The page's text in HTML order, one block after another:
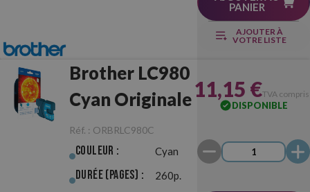
PANIER
AJOUTER À
VOTRE LISTE
Brother LC980
Cyan Originale
Réf. : ORBRLC980C
Couleur : Cyan
Durée (pages) : 260p.
11,15 €TVA
DISPONIBLE